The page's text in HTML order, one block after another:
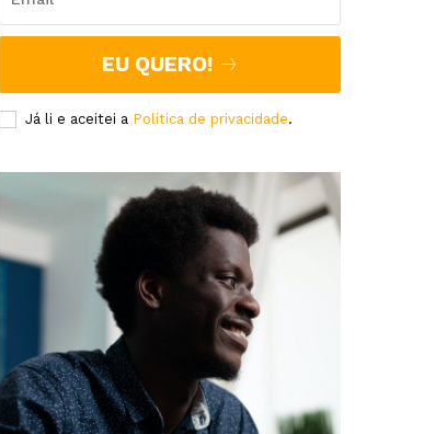
EU QUERO!
Já li e aceitei a Política de privacidade.